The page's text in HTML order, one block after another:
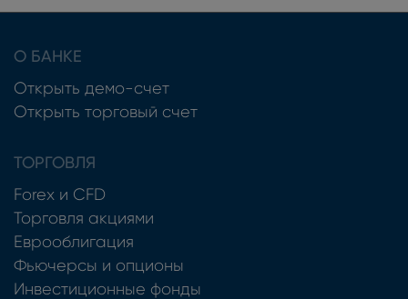
О БАНКЕ
Открыть демо-счет
Открыть торговый счет
ТОРГОВЛЯ
Forex и CFD
Торговля акциями
Еврооблигация
Фьючерсы и опционы
Инвестиционные фонды